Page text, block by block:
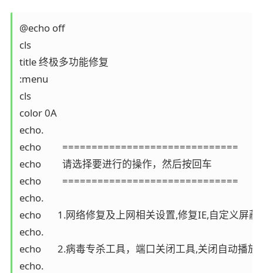
@echo off
cls
title 终极多功能修复
:menu
cls
color 0A
echo.
echo         ==============================
echo         请选择要进行的操作，然后按回车
echo         ==============================
echo.
echo       1.网络修复及上网相关设置,修复IE,自定义屏蔽
echo.
echo       2.病毒专杀工具，端口关闭工具,关闭自动播放
echo.